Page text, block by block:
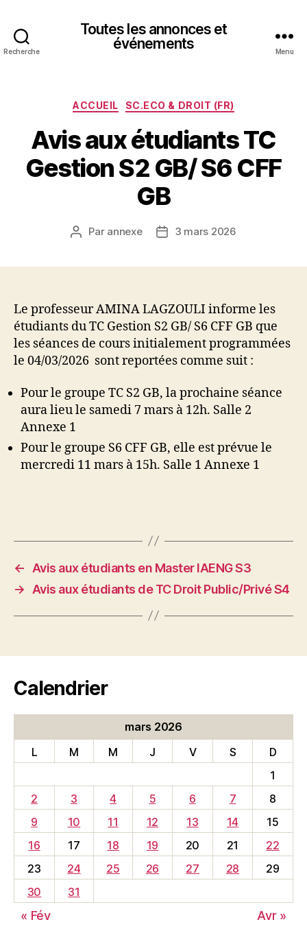
Recherche
Toutes les annonces et
événements
Menu
Catégories
ACCUEIL SC.ECO & DROIT (FR)
Avis aux étudiants TC
Gestion S2 GB/ S6 CFF
GB
Auteur
Par annexe
Date3 mars 2026
Le professeur AMINA LAGZOULI informe les
étudiants du TC Gestion S2 GB/ S6 CFF GB que
les séances de cours initialement programmées
le 04/03/2026 sont reportées comme suit :
Pour le groupe TC S2 GB, la prochaine séance
aura lieu le samedi 7 mars à 12h. Salle 2
Annexe 1
Pour le groupe S6 CFF GB, elle est prévue le
mercredi 11 mars à 15h. Salle 1 Annexe 1
←
Avis aux étudiants en Master IAENG S3
→
Avis aux étudiants de TC Droit Public/Privé S4
Calendrier
mars 2026
L
M M J V S
D
1
2
3 4 5 6 7
8
9
10 11 12 13 14
15
16
17 18 19 20 21
22
23
24 25 26 27 28
29
30
31
« Fév Avr »